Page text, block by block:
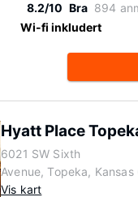
8.2/10 Bra 894
Wi-fi inkludert
Hyatt Place
6021 SW Sixth
Avenue, Topeka, Kansas
Vis kart